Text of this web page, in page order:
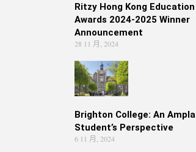
Ritzy Hong Kong Education
Awards 2024-2025 Winner
Announcement
28 11 月, 2024
Brighton College: An Ampla
Student’s Perspective
6 11 月, 2024